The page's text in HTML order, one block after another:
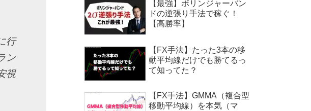
行
ン
視
【最強】ボリンジャーバン
ドの逆張り手法で稼ぐ！
【高勝率】
【FX手法】たった3本の移
動平均線だけでも勝てるっ
て知ってた？
【FX手法】GMMA（複合型
移動平均線）を本気（マ